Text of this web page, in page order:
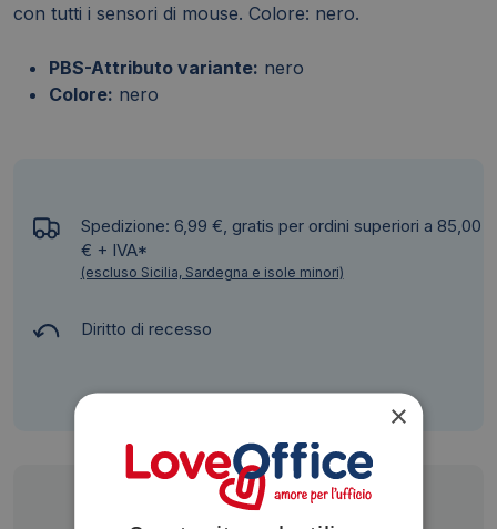
con tutti i sensori di mouse. Colore: nero.
PBS-Attributo variante: nero
Colore: nero
Spedizione: 6,99 €, gratis per ordini superiori a 85,00
€ + IVA*
(escluso Sicilia, Sardegna e isole minori)
Diritto di recesso
Siamo presenti su
×